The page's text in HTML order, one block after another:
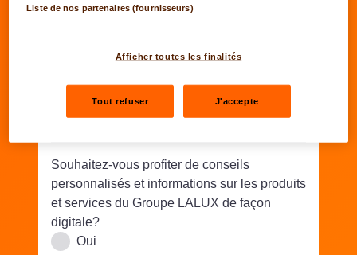
Souhaitez-vous profiter de conseils
personnalisés et informations sur les produits
et services du Groupe LALUX de façon
digitale?
Oui
Liste de nos partenaires (fournisseurs)
Afficher toutes les finalités
Tout refuser J'accepte